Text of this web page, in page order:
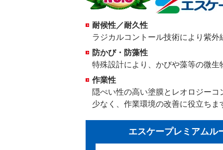
耐候性／耐久性
ラジカルコントール技術により紫
防かび・防藻性
特殊設計により、かびや藻等の微
作業性
隠ぺい性の高い塗膜とレオロジー
少なく、作業環境の改善に役立ちま
エスケープレミアムル